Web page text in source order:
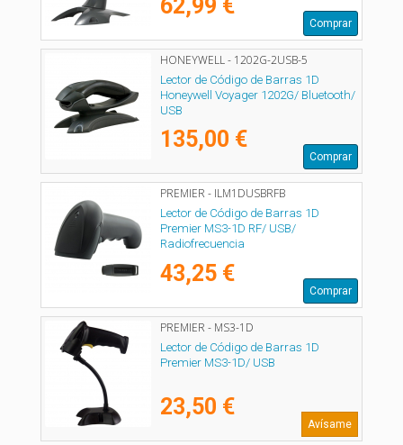
62,99 €
Comprar
HONEYWELL - 1202G-2USB-5
Lector de Código de Barras 1D
Honeywell Voyager 1202G/ Bluetooth/
USB
135,00 €
Comprar
PREMIER - ILM1DUSBRFB
Lector de Código de Barras 1D
Premier MS3-1D RF/ USB/
Radiofrecuencia
43,25 €
Comprar
PREMIER - MS3-1D
Lector de Código de Barras 1D
Premier MS3-1D/ USB
23,50 €
Avísame